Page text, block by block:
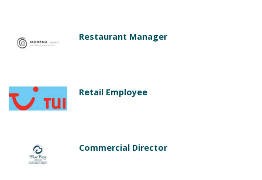
Restaurant Manager
Retail Employee
Commercial Director